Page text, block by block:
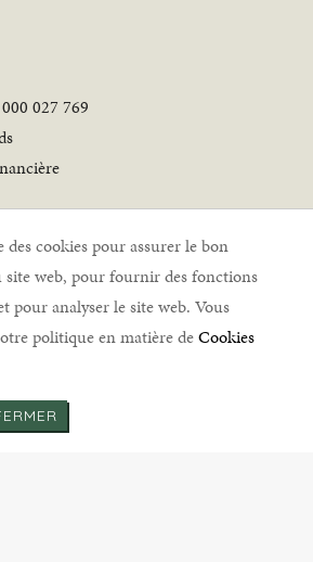
cookies pour assurer le bon
web, pour fournir des fonctions
pour analyser le site web. Vous
politique en matière deCookies
027 769
de confidentialité